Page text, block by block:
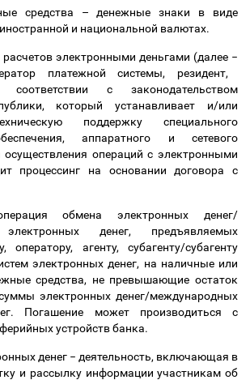
средства – денежные знаки в виде
и национальной валютах.
электронными деньгами (далее −
платежной системы, резидент,
с законодательством
который устанавливает и/или
поддержку специального
аппаратного и сетевого
осуществления операций с электронными
процессинг на основании договора с
обмена электронных денег/
денег, предъявляемых
оператору, агенту, субагенту/субагенту
электронных денег, на наличные или
средства, не превышающие остаток
электронных денег/международных
Погашение может производиться с
устройств банка.
денег − деятельность, включающая в
и рассылку информации участникам об